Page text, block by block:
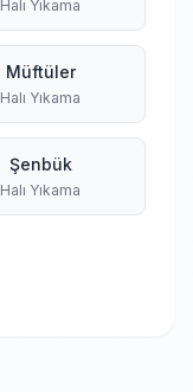
Halı Yıkama
Müftüler
Halı Yıkama
Şenbük
Halı Yıkama